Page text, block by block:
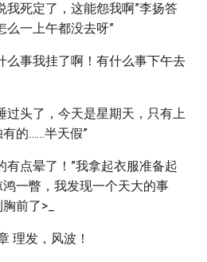
我死定了，这能怨我啊”李扬答
么一上午都没去呀”
么事我挂了啊！有什么事下午去
过头了，今天是星期天，只有上
的……半天假”
有点晕了！”我拿起衣服准备起
一瞥，我发现一个天大的事
前了>_
理发，风波！